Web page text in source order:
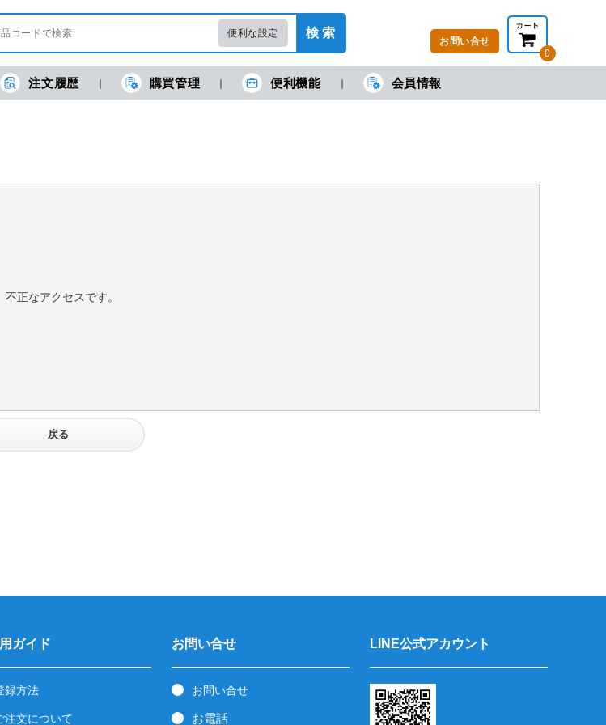
便利な設定 検 索
お問い合せ
0
現在の金額合計： 円 (税抜) 円(税込)
注文履歴 購買管理 便利機能 会員情報
不正なアクセスです。
戻る
ガイド
録方法
注文について
お問い合せ
お問い合せ
お電話
LINE公式アカウント